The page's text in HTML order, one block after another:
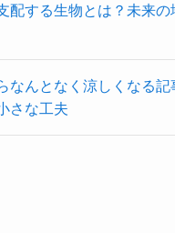
配する生物とは？未来の
なんとなく涼しくなる記
さな工夫